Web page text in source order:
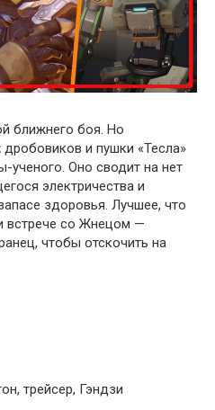
ближнего боя. Но
и пушки «Тесла»
ученого. Оно сводит на нет
электричества и
здоровья. Лучшее, что
встрече со Жнецом —
чтобы отскочить на
трейсер, Гэндзи